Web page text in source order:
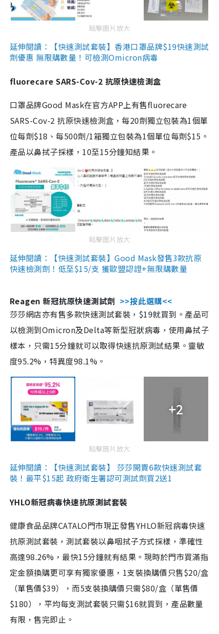
點擊圖片放大
延伸閱讀：【快速測試套裝】香港口罩品牌$19快速測試
劑優惠 無限購數量！可檢測Omicron病毒
fluorecare SARS-Cov-2 抗原快速檢測盒
口罩品牌Good Mask在官方APP上有售fluorecare
SARS-Cov-2 抗原快速檢測盒，每20劑獨立包裝為1個單
位每劑$18、每500劑/1箱獨立包裝為1個單位每劑$15。
產品以鼻拭子採樣，10至15分鐘知結果。
點擊圖片放大
延伸閱讀：【快速測試套裝】Good Mask發售3款抗原
快速檢測劑！低至$15/支 獲歐盟認證+無限購數量
Reagen 新冠抗原快速測試劑 >>按此選購<<
莎莎網店亦有售多款快速測試套裝，$19就買到。產品可
以檢測到Omicron及Delta等新型冠狀病毒，使用鼻拭子
樣本，只需15分鐘就可以取得快速抗原測試結果。靈敏
度95.2%，特異度98.1%。
+2
點擊圖片放大
延伸閱讀：【快速測試套裝】 莎莎開賣6款快速測試套
裝！最平$15起 政府衛生署認可測試劑買2送1
YHLO新冠病毒快速抗原測試套裝
健康食品品牌CATALO門市現正發售YHLO新冠病毒快速
抗原測試套裝，測試套裝以鼻咽拭子方式採樣，準確性
高達98.26%，最快15分鐘就有結果。現時於門市買滿指
定金額換購更可享有獨家優惠，1支裝換購價只售$20/盒
（單售價$39），而5支裝換購價只需$80/盒（單售價
$180），平均每支測試套裝只需$16就買到，產品數量
有限，售完即止。